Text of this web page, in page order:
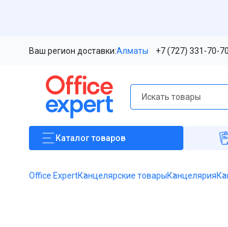
Ваш регион доставки:Алматы +7 (727) 331-70-70
Каталогтоваров
Office ExpertКанцелярские товарыКанцелярия